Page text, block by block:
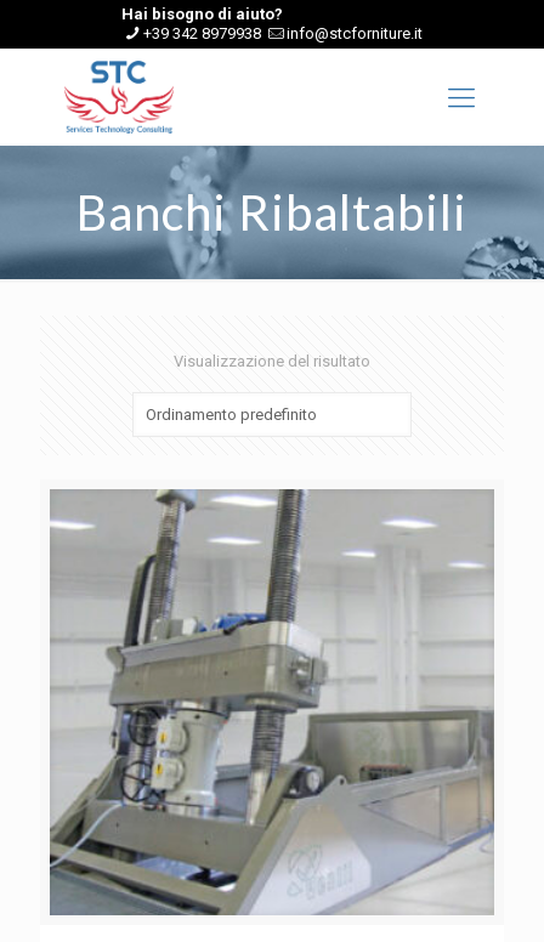
Hai bisogno di aiuto?
+39 342 8979938
info@stcforniture.it
Banchi Ribaltabili
Visualizzazione del risultato